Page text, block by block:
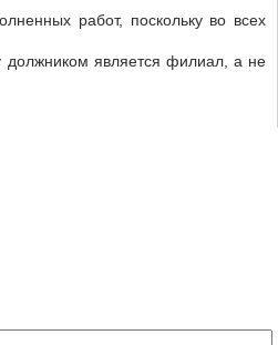
работ, поскольку во всех
должником является филиал, а не